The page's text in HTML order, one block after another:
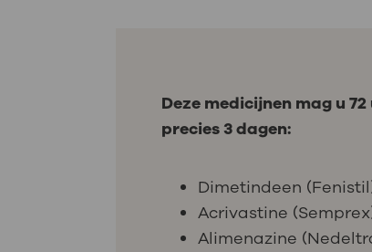
Deze medicijnen mag u
precies 3 dagen:
Dimetindeen
Acrivastine
Alimenazine